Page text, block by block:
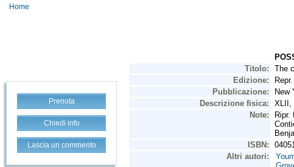
Home
Prenota
Chiedi info
Lascia un commento